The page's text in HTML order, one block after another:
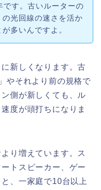
です。古いルーターの
の光回線の速さを活か
多いんですよ。
新しくなります。古
やそれより前の規格で
側が新しくても、ル
度が頭打ちになりま
り増えています。ス
トスピーカー、ゲー
、一家庭で10台以上